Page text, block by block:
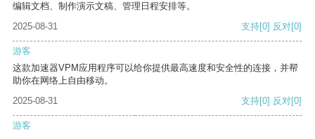
编辑文档、制作演示文稿、管理日程安排等。
2025-08-31
支持[0] 反对[0]
游客
这款加速器VPM应用程序可以给你提供最高速度和安全性的连接，并帮
助你在网络上自由移动。
2025-08-31
支持[0] 反对[0]
游客